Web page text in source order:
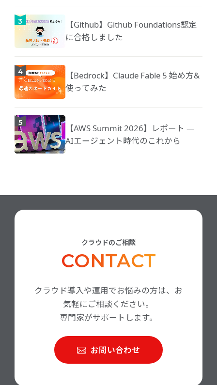
【Github】Github Foundations認定
に合格しました
【Bedrock】Claude Fable 5 始め方&
使ってみた
【AWS Summit 2026】レポート ―
AIエージェント時代のこれから
クラウドのご相談
CONTACT
クラウド導入や運用でお悩みの方は、お
気軽にご相談ください。
専門家がサポートします。
お問い合わせ